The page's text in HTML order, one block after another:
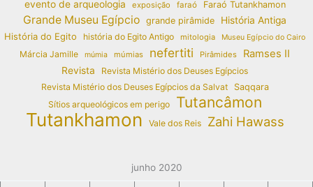
evento de arqueologia exposição faraó Faraó Tutankhamon
Grande Museu Egípcio grande pirâmide
História Antiga
História do Egito
história do Egito Antigo mitologia Museu Egípcio do Cairo
Márcia Jamille múmia múmias nefertiti Pirâmides Ramses II
Revista
Revista Mistério dos Deuses Egípcios
Revista Mistério dos Deuses Egípcios da Salvat
Saqqara
Sítios arqueológicos em perigo
Tutancâmon
Tutankhamon Vale dos Reis Zahi Hawass
junho 2020